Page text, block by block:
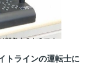
トラインの運転士に